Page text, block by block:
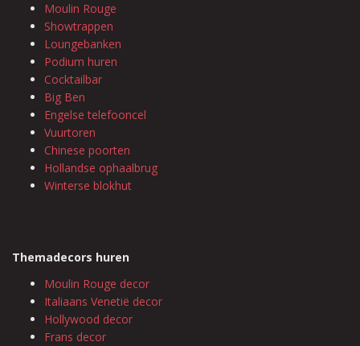
Moulin Rouge
Showtrappen
Loungebanken
Podium huren
Cocktailbar
Big Ben
Engelse telefooncel
Vuurtoren
Chinese poorten
Hollandse ophaalbrug
Winterse blokhut
Themadecors huren
Moulin Rouge decor
Italiaans Venetië decor
Hollywood decor
Frans decor